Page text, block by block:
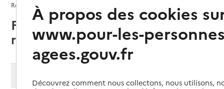
Résidence autonomie
Fécamp (76400) : liste des 4
résidences autonomie
À propos des cookies
www.pour-les-
agees.gouv.fr
Découvrez comment nous collectons, nous utilisons,